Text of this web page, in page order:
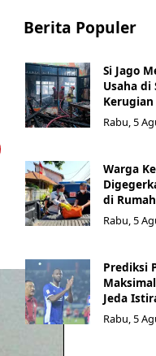
Berita Populer
Si Jago
Usaha di
Kerugian
Rabu, 5
Warga
di
Rabu, 5
Prediksi
Jeda
Rabu, 5